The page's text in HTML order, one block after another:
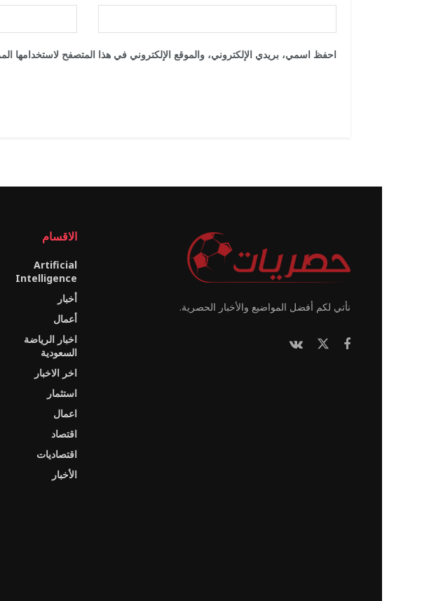
احفظ اسمي، بريدي الإلكتروني، والموقع الإلكتروني في هذا المتصفح لاستخدامها
نأتي لكم أفضل المواضيع والأخبار الحصرية.
الاقسام
Artificial
Intelligence
أخبار
أعمال
اخبار الرياضة
السعودية
اخر الاخبار
استثمار
اعمال
اقتصاد
اقتصاديات
الأخبار